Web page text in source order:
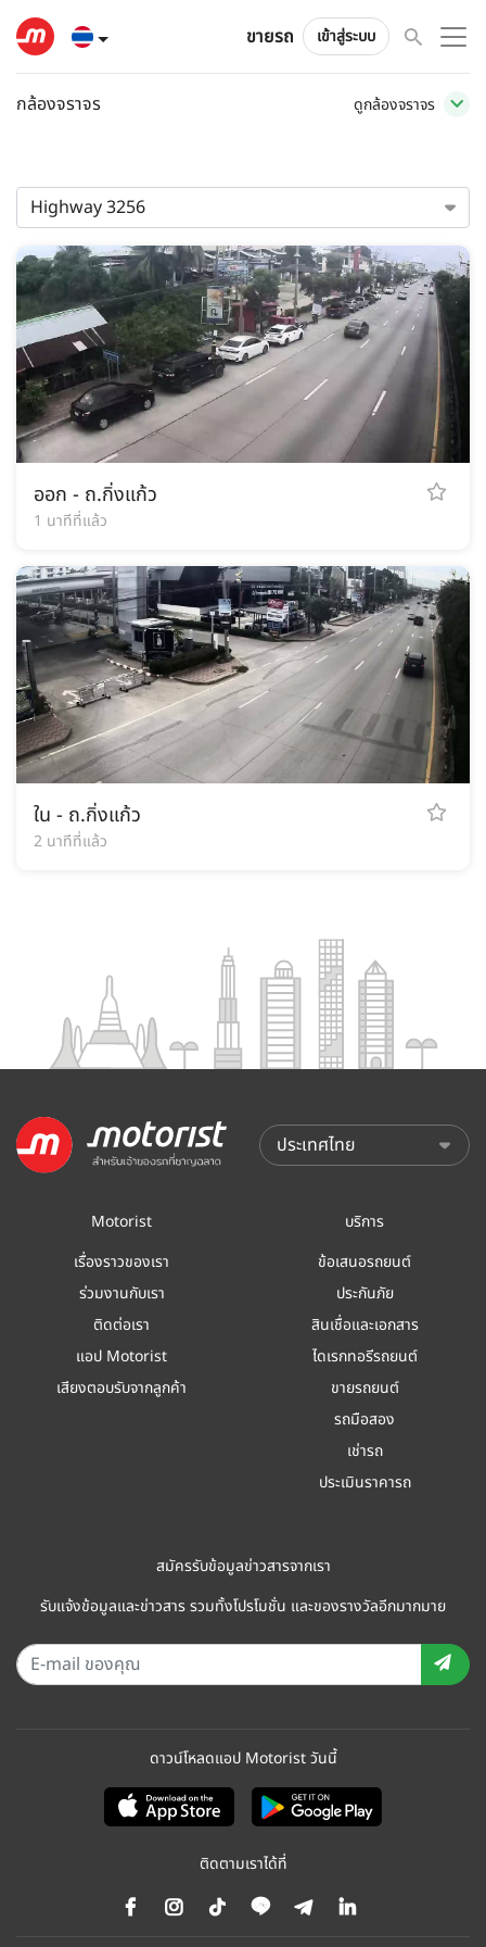
ขายรถ เข้าสู่ระบบ
กล้องจราจร ดูกล้องจราจร
ออก - ถ.กิ่งแก้ว
1 นาทีที่แล้ว
ใน - ถ.กิ่งแก้ว
2 นาทีที่แล้ว
Motorist
เรื่องราวของเรา
ร่วมงานกับเรา
ติดต่อเรา
แอป Motorist
เสียงตอบรับจากลูกค้า
บริการ
ข้อเสนอรถยนต์
ประกันภัย
สินเชื่อและเอกสาร
ไดเรกทอรีรถยนต์
ขายรถยนต์
รถมือสอง
เช่ารถ
ประเมินราคารถ
สมัครรับข้อมูลข่าวสารจากเรา
รับแจ้งข้อมูลและข่าวสาร รวมทั้งโปรโมชั่น และของรางวัลอีกมากมาย
ดาวน์โหลดแอป Motorist วันนี้
ติดตามเราได้ที่